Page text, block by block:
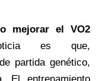
mejorar el VO2
es que,
partida genético,